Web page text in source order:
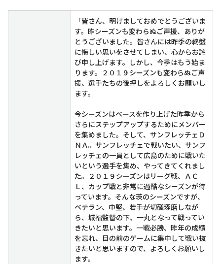
「皆さん、明けましておめでとうございま
す。昨シーズンも変わらぬご声援、ありが
とうございました。皆さんには昨季の終盤
に悔しい思いをさせてしまい、心からお詫
び申し上げます。しかし、今季はもう始ま
ります。２０１９シーズンも変わらぬご声
援、選手たちの後押しをよろしくお願いし
ます。
今シーズンはベースを作り上げた昨季から
さらにステップアップするためにメンバー
を集めました。そして、サンフレッチェＤ
ＮＡ。サンフレッチェで戦いたい、サンフ
レッチェの一員として広島のために戦いた
いという選手を集め、やってきてくれまし
た。２０１９シーズンはリーグ戦、ＡＣ
Ｌ、カップ戦と非常に過酷なシーズンが待
っています。そんな茨のシーズンですが、
ベテラン、中堅、若手が切磋琢磨しなが
ら、城福監督の下、一丸となって戦ってい
きたいと思います。一戦必勝、昨年の成績
を忘れ、目の前のゲームに集中して戦い抜
きたいと思いますので、よろしくお願いし
ます。